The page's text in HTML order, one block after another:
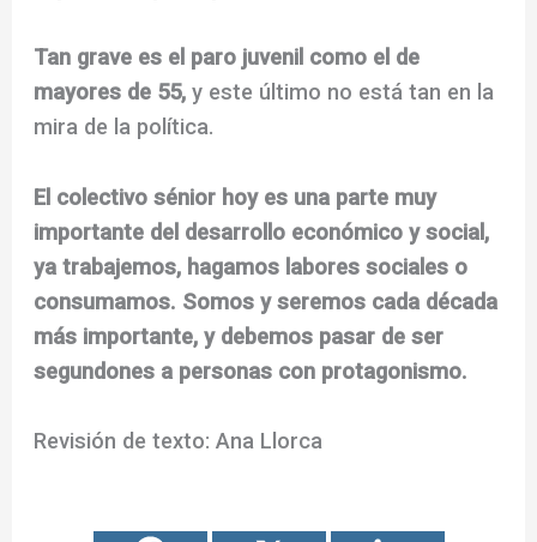
Tan grave es el paro juvenil como el de
mayores de 55, y este último no está tan en la
mira de la política.
El colectivo sénior hoy es una parte muy
importante del desarrollo económico y social,
ya trabajemos, hagamos labores sociales o
consumamos. Somos y seremos cada década
más importante, y debemos pasar de ser
segundones a personas con protagonismo.
Revisión de texto: Ana Llorca